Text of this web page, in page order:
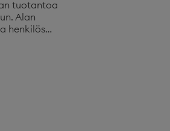
tuotantoa
Alan
henkilös…